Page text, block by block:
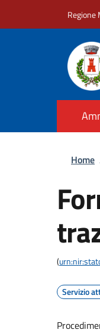
Regione
Home
(
Servizio